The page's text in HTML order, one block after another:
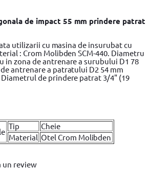
de impact 55 mm prindere patrat
utilizarii cu masina de insurubat cu
: Crom Molibden SCM-440. Diametru
in zona de antrenare a surubului D1 78
antrenare a patratului D2 54 mm
Diametrul de prindere patrat 3/4" (19
Tip
Cheie
Material Otel Crom Molibden
un review